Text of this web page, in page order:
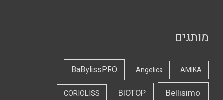
מותגים
AMIKA
Angelica
BaBylissPRO
Bellisimo
BIOTOP
CORIOLISS